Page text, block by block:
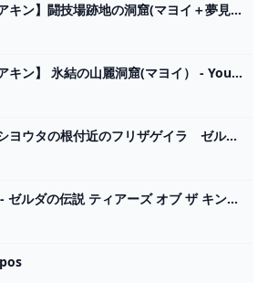
【ゼルダの伝説ティアキン】闘技場跡地の洞窟(マヨイ＋夢見の勇者ズボン） - YouTube
【ゼルダの伝説ティアキン】 氷結の山麗洞窟(マヨイ） - YouTube
【ティアキン】ニプシヨウタの根付近のフリザゲイラ ゼルダの伝説ティアーズ オブ ザ キングダム #ゼルダの伝説 #ティアキン #zelda #shorts - YouTube
ふるいちオンライン - ゼルダの伝説 ティアーズ オブ ザ キングダム